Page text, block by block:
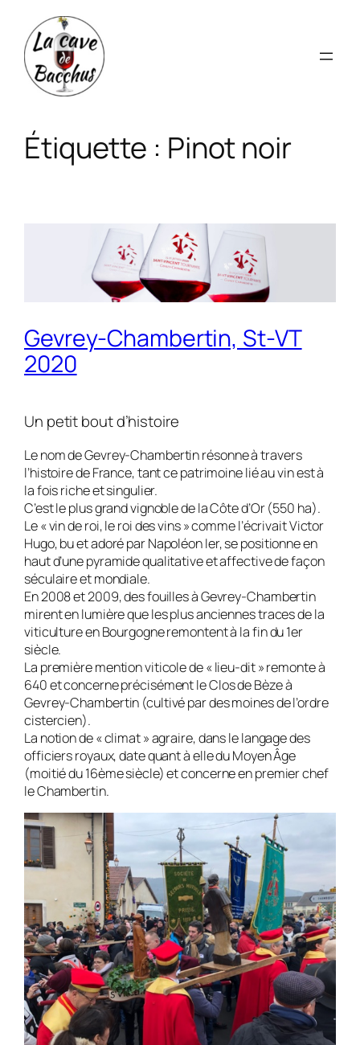
contenu
Étiquette : Pinot noir
Gevrey-Chambertin, St-VT
2020
Un petit bout d’histoire
Le nom de Gevrey-Chambertin résonne à travers
l’histoire de France, tant ce patrimoine lié au vin est à
la fois riche et singulier.
C’est le plus grand vignoble de la Côte d’Or (550 ha).
Le « vin de roi, le roi des vins » comme l’écrivait Victor
Hugo, bu et adoré par Napoléon Ier, se positionne en
haut d’une pyramide qualitative et affective de façon
séculaire et mondiale.
En 2008 et 2009, des fouilles à Gevrey-Chambertin
mirent en lumière que les plus anciennes traces de la
viticulture en Bourgogne remontent à la fin du 1er
siècle.
La première mention viticole de « lieu-dit » remonte à
640 et concerne précisément le Clos de Bèze à
Gevrey-Chambertin (cultivé par des moines de l’ordre
cistercien).
La notion de « climat » agraire, dans le langage des
officiers royaux, date quant à elle du Moyen Âge
(moitié du 16ème siècle) et concerne en premier chef
le Chambertin.